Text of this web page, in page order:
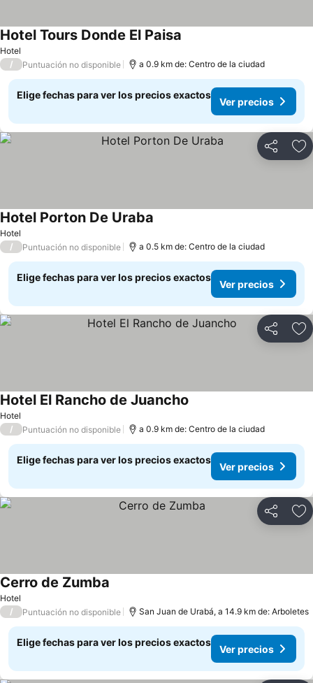
Hotel
Hotel Tours Donde El Paisa
/ Puntuación no disponible a 0.9 km de: Centro de la ciudad
Elige fechas para ver los precios exactos
Ver precios
Compartir
Hotel
Hotel Porton De Uraba
/ Puntuación no disponible a 0.5 km de: Centro de la ciudad
Elige fechas para ver los precios exactos
Ver precios
Compartir
Hotel
Hotel El Rancho de Juancho
/ Puntuación no disponible a 0.9 km de: Centro de la ciudad
Elige fechas para ver los precios exactos
Ver precios
Compartir
Hotel
Cerro de Zumba
/ Puntuación no disponible San Juan de Urabá, a 14.9 km de: Arboletes
Elige fechas para ver los precios exactos
Ver precios